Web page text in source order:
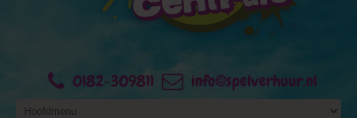
0182-309811 info@spelverhuur.nl